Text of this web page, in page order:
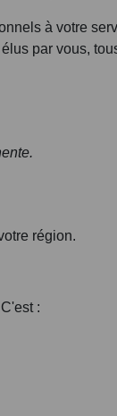
à votre
par vous,
région.
: